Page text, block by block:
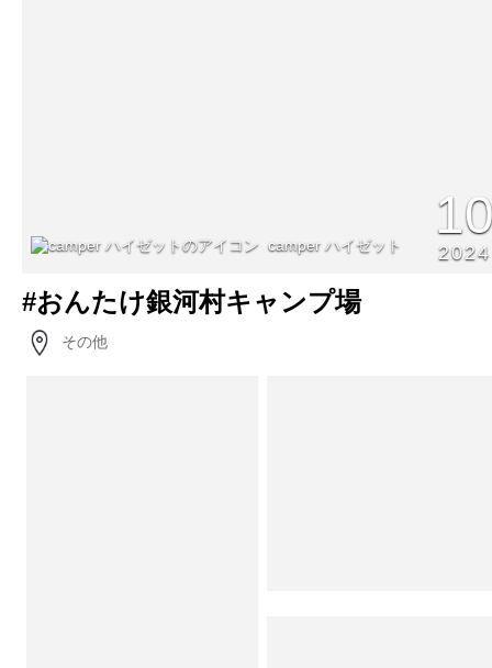
camper ハイゼット 2024
#おんたけ銀河村キャンプ場
その他